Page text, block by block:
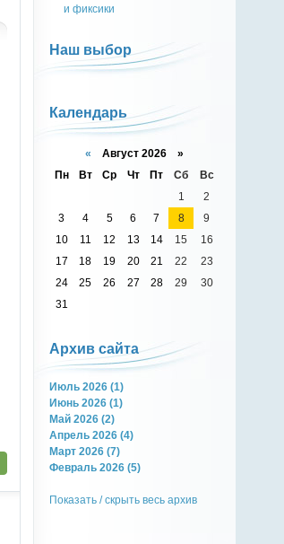
и фиксики
Наш выбор
Календарь
« Август 2026 »
Пн
Вт Ср Чт Пт Сб
Вс
1
2
3
4 5 6 7 8
9
10
11 12 13 14 15
16
17
18 19 20 21 22
23
24
25 26 27 28 29
30
31
Архив сайта
Июль 2026 (1)
Июнь 2026 (1)
Май 2026 (2)
Апрель 2026 (4)
Март 2026 (7)
Февраль 2026 (5)
Показать / скрыть весь архив